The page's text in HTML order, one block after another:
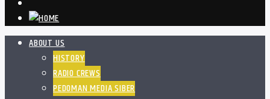
ABOUT US
HISTORY
RADIO CREWS
PEDOMAN MEDIA SIBER